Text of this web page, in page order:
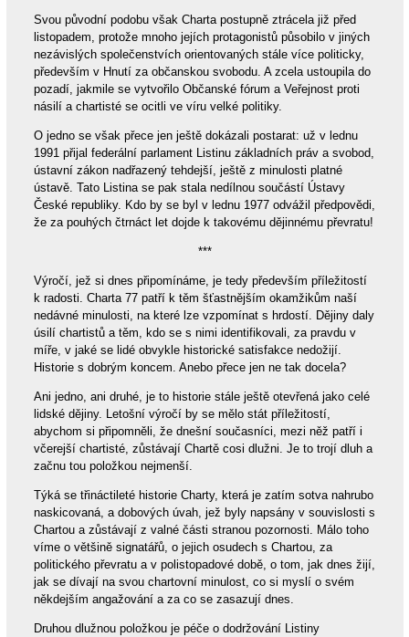
Svou původní podobu však Charta postupně ztrácela již před
listopadem, protože mnoho jejích protagonistů působilo v jiných
nezávislých společenstvích orientovaných stále více politicky,
především v Hnutí za občanskou svobodu. A zcela ustoupila do
pozadí, jakmile se vytvořilo Občanské fórum a Veřejnost proti
násilí a chartisté se ocitli ve víru velké politiky.
O jedno se však přece jen ještě dokázali postarat: už v lednu
1991 přijal federální parlament Listinu základních práv a svobod,
ústavní zákon nadřazený tehdejší, ještě z minulosti platné
ústavě. Tato Listina se pak stala nedílnou součástí Ústavy
České republiky. Kdo by se byl v lednu 1977 odvážil předpovědi,
že za pouhých čtrnáct let dojde k takovému dějinnému převratu!
***
Výročí, jež si dnes připomínáme, je tedy především příležitostí
k radosti. Charta 77 patří k těm šťastnějším okamžikům naší
nedávné minulosti, na které lze vzpomínat s hrdostí. Dějiny daly
úsilí chartistů a těm, kdo se s nimi identifikovali, za pravdu v
míře, v jaké se lidé obvykle historické satisfakce nedožijí.
Historie s dobrým koncem. Anebo přece jen ne tak docela?
Ani jedno, ani druhé, je to historie stále ještě otevřená jako celé
lidské dějiny. Letošní výročí by se mělo stát příležitostí,
abychom si připomněli, že dnešní současníci, mezi něž patří i
včerejší chartisté, zůstávají Chartě cosi dlužni. Je to trojí dluh a
začnu tou položkou nejmenší.
Týká se třináctileté historie Charty, která je zatím sotva nahrubo
naskicovaná, a dobových úvah, jež byly napsány v souvislosti s
Chartou a zůstávají z valné části stranou pozornosti. Málo toho
víme o většině signatářů, o jejich osudech s Chartou, za
politického převratu a v polistopadové době, o tom, jak dnes žijí,
jak se dívají na svou chartovní minulost, co si myslí o svém
někdejším angažování a za co se zasazují dnes.
Druhou dlužnou položkou je péče o dodržování Listiny